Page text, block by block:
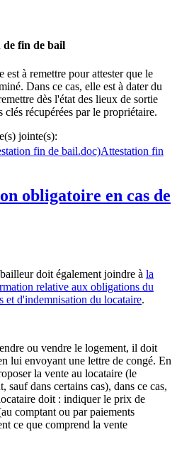
fin de bail
à remettre pour attester que le
Dans ce cas, elle est à dater du
dès l'état des lieux de sortie
clés récupérées par le propriétaire.
jointe(s):
Attestation fin
obligatoire en cas de
doit également joindre à la
relative aux obligations du
et d'indemnisation du locataire.
ou vendre le logement, il doit
lui envoyant une lettre de congé. En
la vente au locataire (le
sauf dans certains cas), dans ce cas,
doit : indiquer le prix de
comptant ou par paiements
ce que comprend la vente